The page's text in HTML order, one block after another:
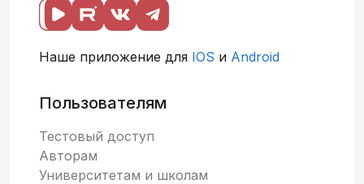
Наше приложение для IOS и Android
Пользователям
Тестовый доступ
Авторам
Университетам и школам